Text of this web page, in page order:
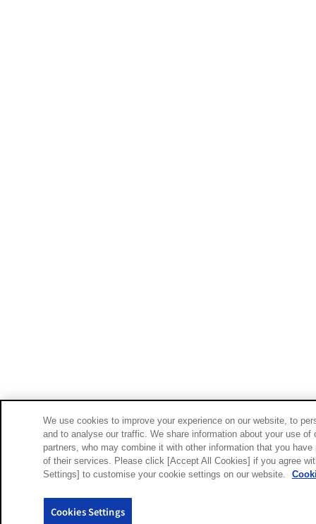
We use cookies to improve your experience on our website, to
and to analyse our traffic. We share information about your use
partners, who may combine it with other information that you
of their services. Please click [Accept All Cookies] if you agree
Settings] to customise your cookie settings on our website.
Cookies Settings